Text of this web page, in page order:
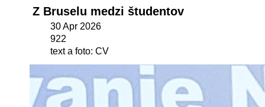
Z Bruselu medzi študentov
30 Apr 2026
922
text a foto: CV